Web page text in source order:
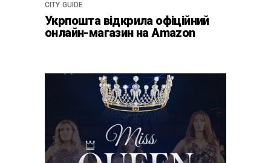
CITY GUIDE
Укрпошта відкрила офіційний
онлайн-магазин на Amazon